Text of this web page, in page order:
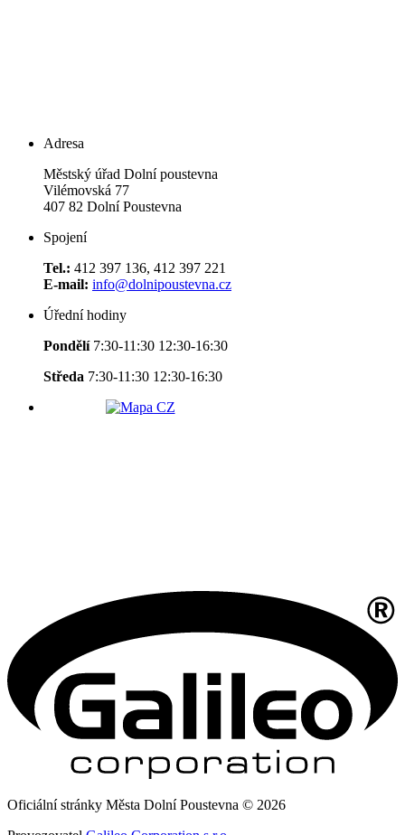
Adresa
Městský úřad Dolní poustevna
Vilémovská 77
407 82 Dolní Poustevna
Spojení
Tel.: 412 397 136, 412 397 221
E-mail: info@dolnipoustevna.cz
Úřední hodiny
Pondělí 7:30-11:30 12:30-16:30
Středa 7:30-11:30 12:30-16:30
Oficiální stránky Města Dolní Poustevna © 2026